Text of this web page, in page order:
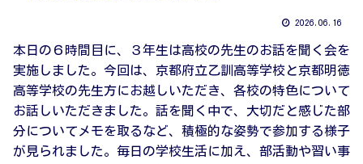
2026.06.16
本日の６時間目に、３年生は高校の先生のお話を聞く会を
実施しました。今回は、京都府立乙訓高等学校と京都明徳
高等学校の先生方にお越しいただき、各校の特色について
お話しいただきました。話を聞く中で、大切だと感じた部
分についてメモを取るなど、積極的な姿勢で参加する様子
が見られました。毎日の学校生活に加え、部活動や習い事